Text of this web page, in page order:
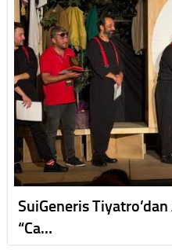
SuiGeneris Tiyatro’dan
“Ca…